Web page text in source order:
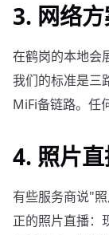
3. 网络
在鹤岗的本地会
我们的标准是三
MiFi备链路。任
4. 照片
有些服务商说"
正的照片直播